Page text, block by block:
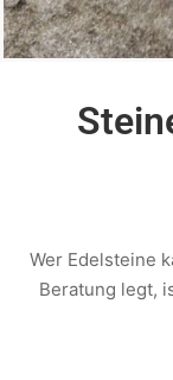
Wer Edelsteine
Beratung legt,